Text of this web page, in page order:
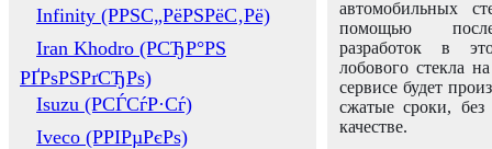
Infinity (РРЅС„РёРЅРёС‚Рё)
Iran Khodro (РСЂР°РЅ
РҐРѕРЅРґСЂРѕ)
Isuzu (РСЃСѓР·Сѓ)
Iveco (РРІРµРєРѕ)
автомобильных
помощью
разработок в
лобового стекла
сервисе будет
сжатые сроки,
качестве.